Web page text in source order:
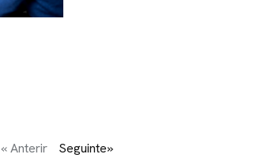
« Anterir Seguinte»